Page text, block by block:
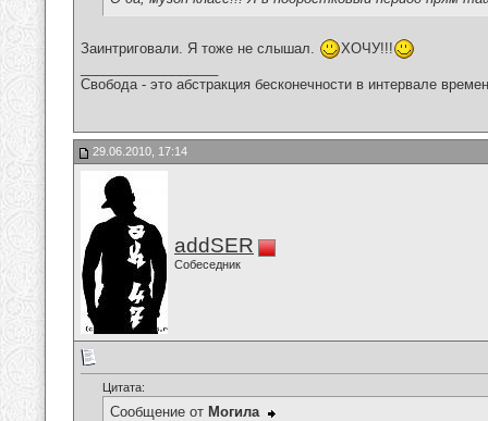
Заинтриговали. Я тоже не слышал.
ХОЧУ!!!
Свобода - это абстракция бесконечности в интервале
29.06.2010, 17:14
addSER
Собеседник
Цитата:
Сообщение от Могила